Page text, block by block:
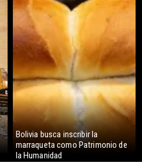
Bolivia busca inscribir la
marraqueta como Patrimonio de
la Humanidad